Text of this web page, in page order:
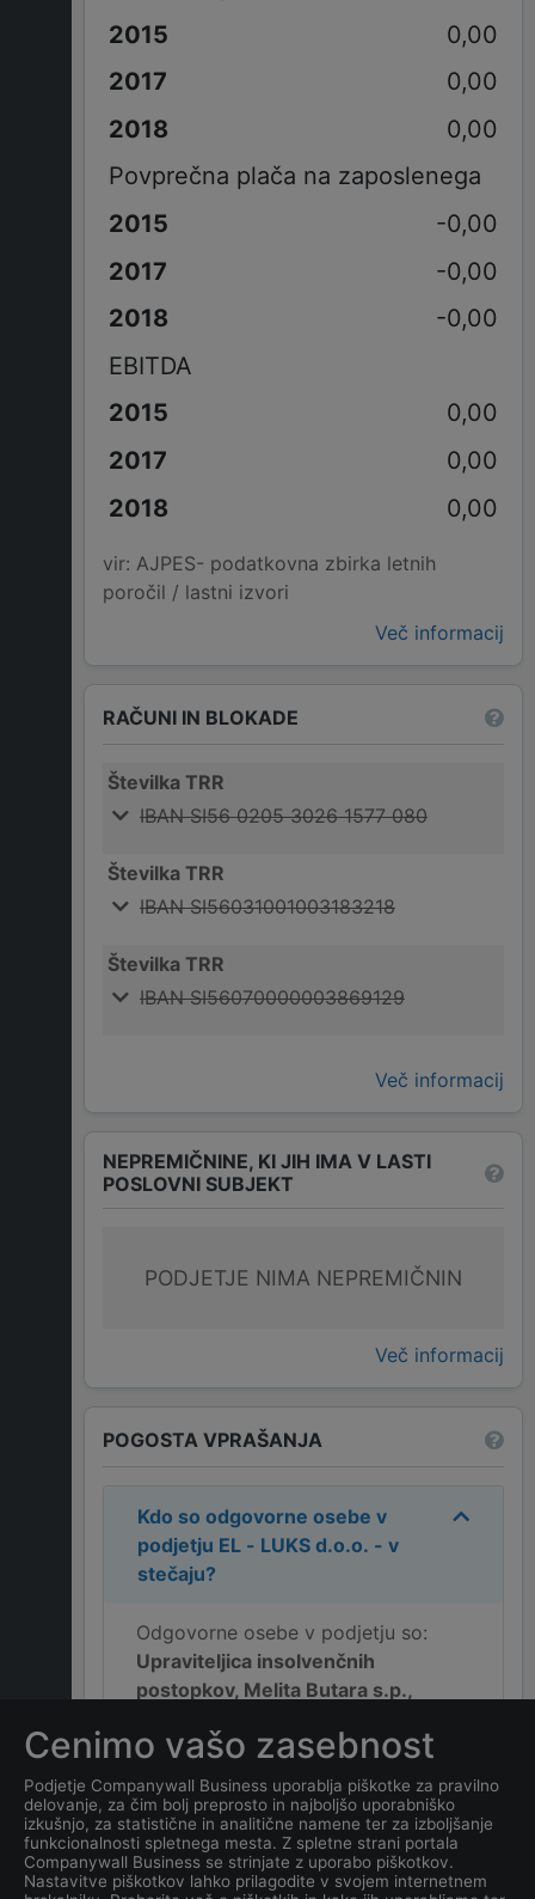
0,00
0,00
0,00
Povprečna plača na zaposlenega
-0,00
-0,00
-0,00
EBITDA
0,00
0,00
0,00
vir: AJPES- podatkovna zbirka letnih
poročil / lastni izvori
Več informacij
RAČUNI IN BLOKADE
Številka TRR
IBAN SI56 0205 3026 1577 080
Številka TRR
IBAN SI56031001003183218
Številka TRR
IBAN SI56070000003869129
Več informacij
NEPREMIČNINE, KI JIH IMA V LASTI
POSLOVNI SUBJEKT
PODJETJE NIMA NEPREMIČNIN
Več informacij
POGOSTA VPRAŠANJA
Kdo so odgovorne osebe v
podjetju EL - LUKS d.o.o. - v
stečaju?
Odgovorne osebe v podjetju so:
Upraviteljica insolvenčnih
postopkov, Melita Butara s.p.,
Kakšen je naslov podjetjaEL
- LUKS d.o.o. - v stečaju ?
Kateri je datum ustanovitve
Cenimo vašo zasebnost
Podjetje Companywall Business uporablja piškotke za pravilno
delovanje, za čim bolj preprosto in najboljšo uporabniško
izkušnjo, za statistične in analitične namene ter za izboljšanje
funkcionalnosti spletnega mesta. Z spletne strani portala
Companywall Business se strinjate z uporabo piškotkov.
Nastavitve piškotkov lahko prilagodite v svojem internetnem